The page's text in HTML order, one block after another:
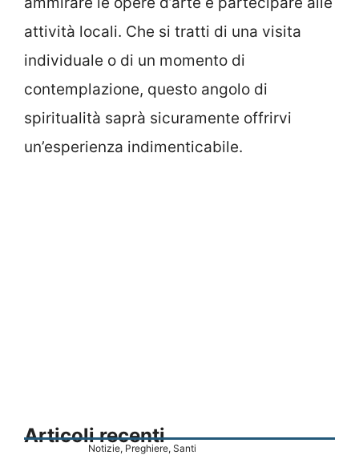
attività locali. Che si tratti di una visita
individuale o di un momento di
contemplazione, questo angolo di
spiritualità saprà sicuramente offrirvi
un’esperienza indimenticabile.
Articoli recenti
Notizie, Preghiere, Santi